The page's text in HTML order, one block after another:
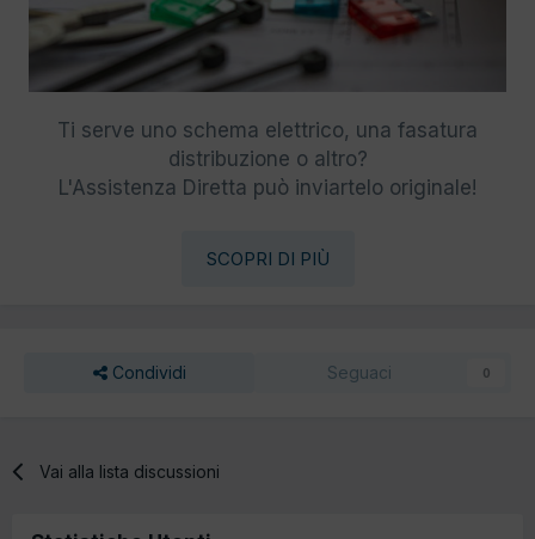
Ti serve uno schema elettrico, una fasatura
distribuzione o altro?
L'Assistenza Diretta può inviartelo originale!
SCOPRI DI PIÙ
Condividi Seguaci 0
Vai alla lista discussioni